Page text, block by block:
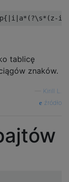
{| i a*(?\s*(z-i
tablicę
znaków.
Kirill L.
źródło